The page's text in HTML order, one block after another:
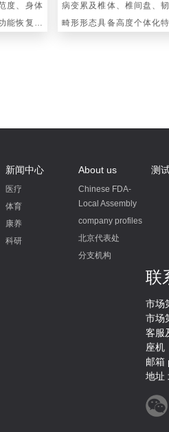
度、身体
能恢复水
病变累及椎体、椎间盘、
畸形形态具备高度个体化
新闻中心
医疗
体育
康养
科研
About us
Chinese FDA-
Local Assembly
company profiles
北京代表处
分支机构
测
联
市场
市场
客服
座机
邮箱
地址